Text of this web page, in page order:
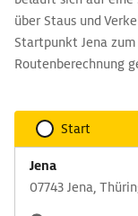
über Staus und
Startpunkt Jena
Routenberechnung
Start
Jena
07743 Jena,